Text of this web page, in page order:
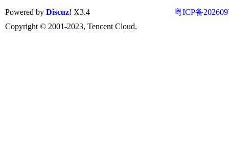
粤ICP备
Powered by Discuz! X3.4
Copyright © 2001-2023, Tencent Cloud.